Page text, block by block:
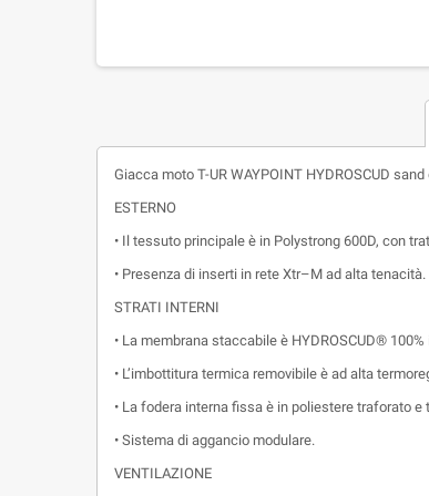
Giacca moto T-UR WAYPOINT HYDROSCUD sand
ESTERNO
• Il tessuto principale è in Polystrong 600D, con
• Presenza di inserti in rete Xtr–M ad alta tenacità.
STRATI INTERNI
• La membrana staccabile è HYDROSCUD®
• L’imbottitura termica removibile è ad alta
• La fodera interna fissa è in poliestere traforato e
• Sistema di aggancio modulare.
VENTILAZIONE